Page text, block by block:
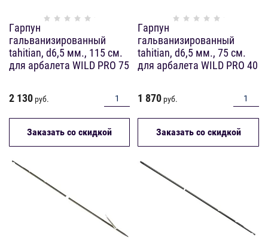
Гарпун
гальванизированный
tahitian, d6,5 мм., 115 см.
для арбалета WILD PRO 75
2 130 руб.
Заказать со скидкой
Гарпун
гальванизированный
tahitian, d6,5 мм., 75 см.
для арбалета WILD PRO 40
1 870 руб.
Заказать со скидкой